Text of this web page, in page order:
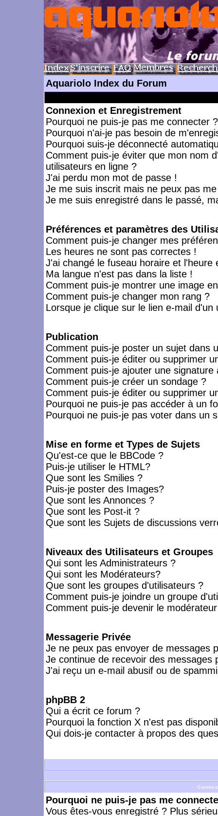
Aquariolo Index du Forum
Connexion et Enregistrement
Pourquoi ne puis-je pas me connecter ?
Pourquoi n'ai-je pas besoin de
Pourquoi suis-je déconnecté
Comment puis-je éviter que mon nom
utilisateurs en ligne ?
J'ai perdu mon mot de passe !
Je me suis inscrit mais ne peux pas
Je me suis enregistré dans le passé,
Préférences et paramètres des
Comment puis-je changer mes
Les heures ne sont pas correctes !
J'ai changé le fuseau horaire et l'heure
Ma langue n'est pas dans la liste !
Comment puis-je montrer une image
Comment puis-je changer mon rang ?
Lorsque je clique sur le lien e-mail
Publication
Comment puis-je poster un sujet dans
Comment puis-je éditer ou supprimer
Comment puis-je ajouter une signature
Comment puis-je créer un sondage ?
Comment puis-je éditer ou supprimer
Pourquoi ne puis-je pas accéder à un
Pourquoi ne puis-je pas voter dans un
Mise en forme et Types de Sujets
Qu'est-ce que le BBCode ?
Puis-je utiliser le HTML?
Que sont les Smilies ?
Puis-je poster des Images?
Que sont les Annonces ?
Que sont les Post-it ?
Que sont les Sujets de discussions
Niveaux des Utilisateurs et Groupes
Qui sont les Administrateurs ?
Qui sont les Modérateurs?
Que sont les groupes d'utilisateurs ?
Comment puis-je joindre un groupe
Comment puis-je devenir le
Messagerie Privée
Je ne peux pas envoyer de messages
Je continue de recevoir des messages
J'ai reçu un e-mail abusif ou de
phpBB 2
Qui a écrit ce forum ?
Pourquoi la fonction X n'est pas
Qui dois-je contacter à propos des
Pourquoi ne puis-je pas me
Vous êtes-vous enregistré ? Plus